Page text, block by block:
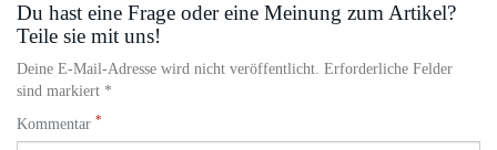
Du hast eine Frage oder eine Meinung zum Artikel?
Teile sie mit uns!
Deine E-Mail-Adresse wird nicht veröffentlicht. Erforderliche Felder
sind markiert *
Kommentar *